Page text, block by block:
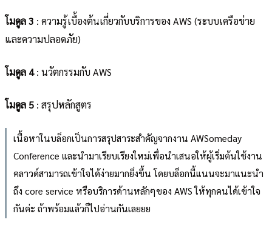
โมดูล 3 : ความรู้เบื้องต้นเกี่ยวกับบริการของ AWS (ระบบเครือข่าย
และความปลอดภัย)
โมดูล 4: นวัตกรรมกับ AWS
โมดูล 5 : สรุปหลักสูตร
เนื้อหาในบล็อกเป็นการสรุปสาระสำคัญจากงาน AWSomeday
Conference และนำมาเรียบเรียงใหม่เพื่อนำเสนอให้ผู้เริ่มต้นใช้งาน
คลาวด์สามารถเข้าใจได้ง่ายมากยิ่งขึ้น โดยบล็อกนี้แนนจะมาแนะนำ
ถึง core service หรือบริการด้านหลักๆของ AWS ให้ทุกคนได้เข้าใจ
กันค่ะ ถ้าพร้อมแล้วก็ไปอ่านกันเลยยย